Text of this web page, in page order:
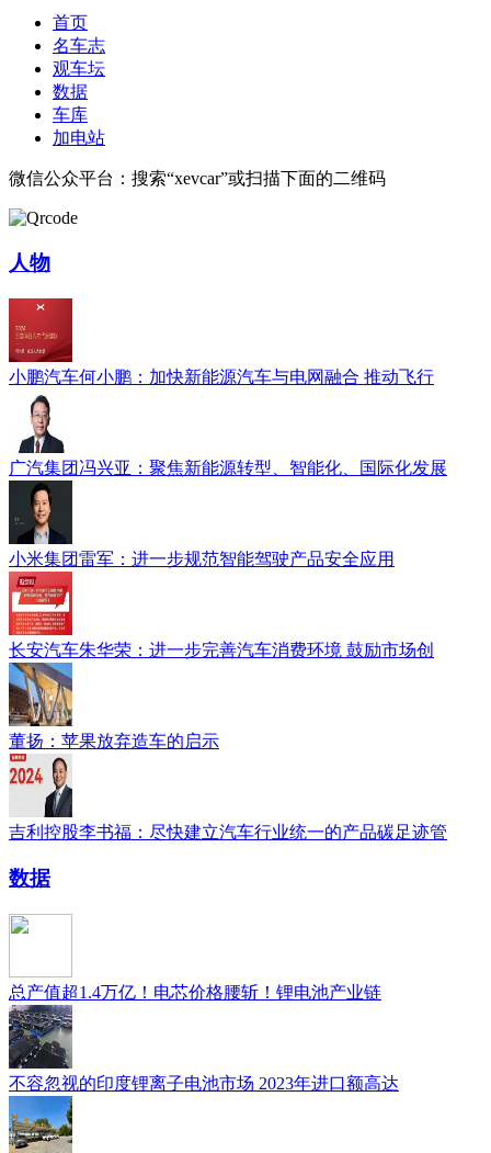
首页
名车志
观车坛
数据
车库
加电站
微信公众平台：搜索“xevcar”或扫描下面的二维码
人物
小鹏汽车何小鹏：加快新能源汽车与电网融合 推动飞行
广汽集团冯兴亚：聚焦新能源转型、智能化、国际化发展
小米集团雷军：进一步规范智能驾驶产品安全应用
长安汽车朱华荣：进一步完善汽车消费环境 鼓励市场创
董扬：苹果放弃造车的启示
吉利控股李书福：尽快建立汽车行业统一的产品碳足迹管
数据
总产值超1.4万亿！电芯价格腰斩！锂电池产业链
不容忽视的印度锂离子电池市场 2023年进口额高达